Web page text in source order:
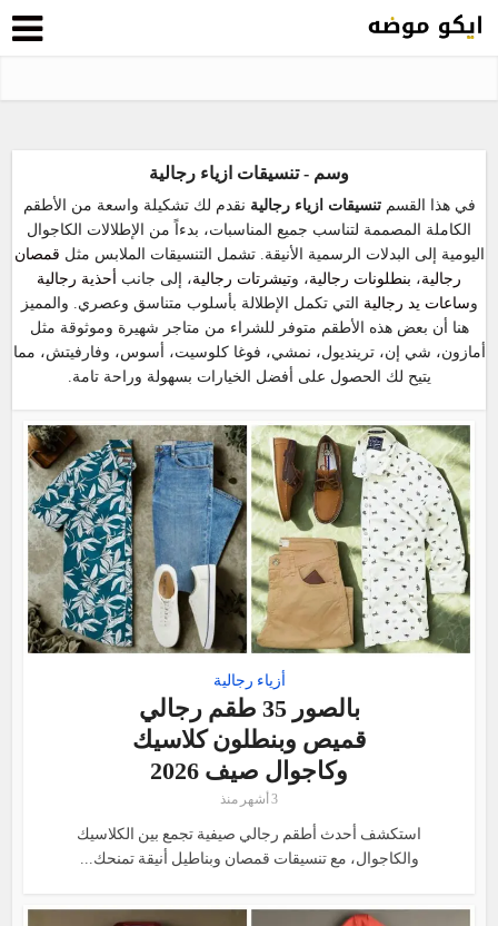
وسم - تنسيقات ازياء رجالية
في هذا القسمتنسيقات ازياء رجالية نقدم لك تشكيلة واسعة من الأطقم
الكاملة المصممة لتناسب جميع المناسبات، بدءاً من الإطلالات الكاجوال
اليومية إلى البدلات الرسمية الأنيقة. تشمل التنسيقات الملابس مثل قمصان
رجالية، بنطلونات رجالية، وتيشرتات رجالية، إلى جانب
أحذية رجالية
وساعات يد رجالية التي تكمل الإطلالة بأسلوب متناسق وعصري. والمميز
هنا أن بعض هذه الأطقم متوفر للشراء من متاجر شهيرة وموثوقة مثل
أمازون، شي إن، ترينديول، نمشي، فوغا كلوسيت، أسوس، وفارفيتش، مما
يتيح لك الحصول على أفضل الخيارات بسهولة وراحة تامة.
أزياء رجالية
بالصور 35 طقم رجالي
قميص وبنطلون كلاسيك
وكاجوال صيف 2026
3 أشهر منذ
استكشف أحدث أطقم رجالي صيفية تجمع بين الكلاسيك
والكاجوال، مع تنسيقات قمصان وبناطيل أنيقة تمنحك...